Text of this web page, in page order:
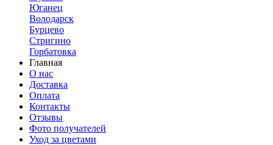
Юганец
Володарск
Бурцево
Стригино
Горбатовка
Главная
О нас
Доставка
Оплата
Контакты
Отзывы
Фото получателей
Уход за цветами